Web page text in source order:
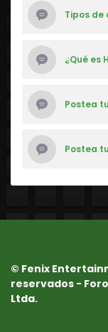
Tipos de
¿Qué es
Postea
Postea
© Fenix
reservados -
Ltda.